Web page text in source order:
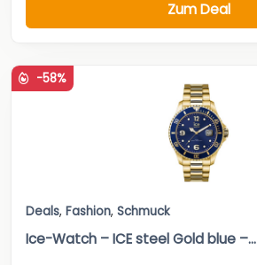
Zum Deal
-58%
Deals, Fashion, Schmuck
Ice-Watch – ICE steel Gold blue –...